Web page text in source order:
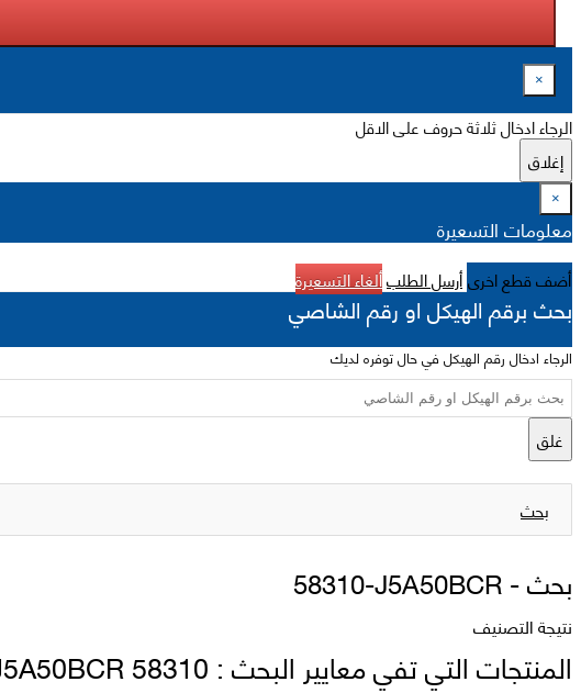
×
الرجاء ادخال ثلاثة حروف على الاقل
إغلاق
×
معلومات التسعيرة
أضف قطع اخرىأرسل الطلبألغاء التسعيرة
بحث برقم الهيكل او رقم الشاصي
الرجاء ادخال رقم الهيكل في حال توفره لديك
غلق
بحث
بحث -58310-J5A50BCR
نتيجة التصنيف
المنتجات التي تفي معايير البحث : 58310 J5A50BCR